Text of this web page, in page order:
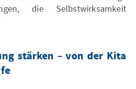
die Selbstwirksamkeit
stärken – von der Kita